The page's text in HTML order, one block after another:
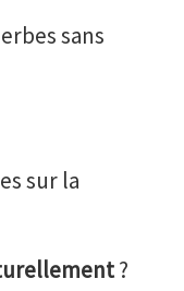
sans
sur la
?